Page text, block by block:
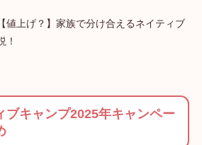
値上げ？】家族で分け合えるネイティブ
！
ブキャンプ2025年キャンペー